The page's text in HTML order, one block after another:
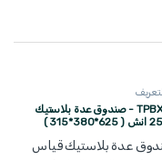
TPBX0252 - صندوق عدة بلاستيك
قياس 25 انش ( 625*380*315 )